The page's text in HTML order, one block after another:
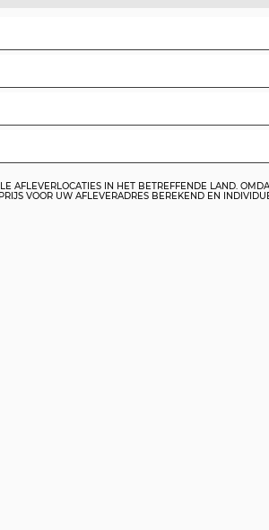
AFLEVERLOCATIES IN HET BETREFFENDE LAND.
VOOR UW AFLEVERADRES BEREKEND EN